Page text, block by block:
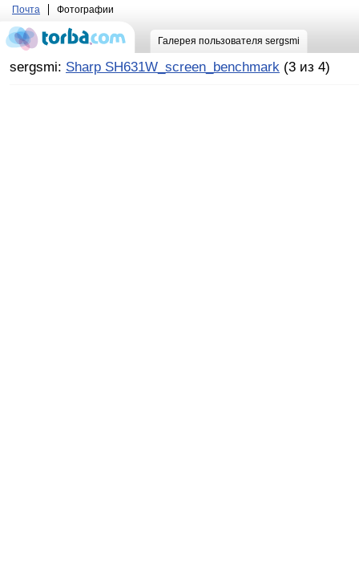
Почта Фотографии
Галерея пользователя sergsmi
sergsmi: Sharp SH631W_screen_benchmark (3 из 4)